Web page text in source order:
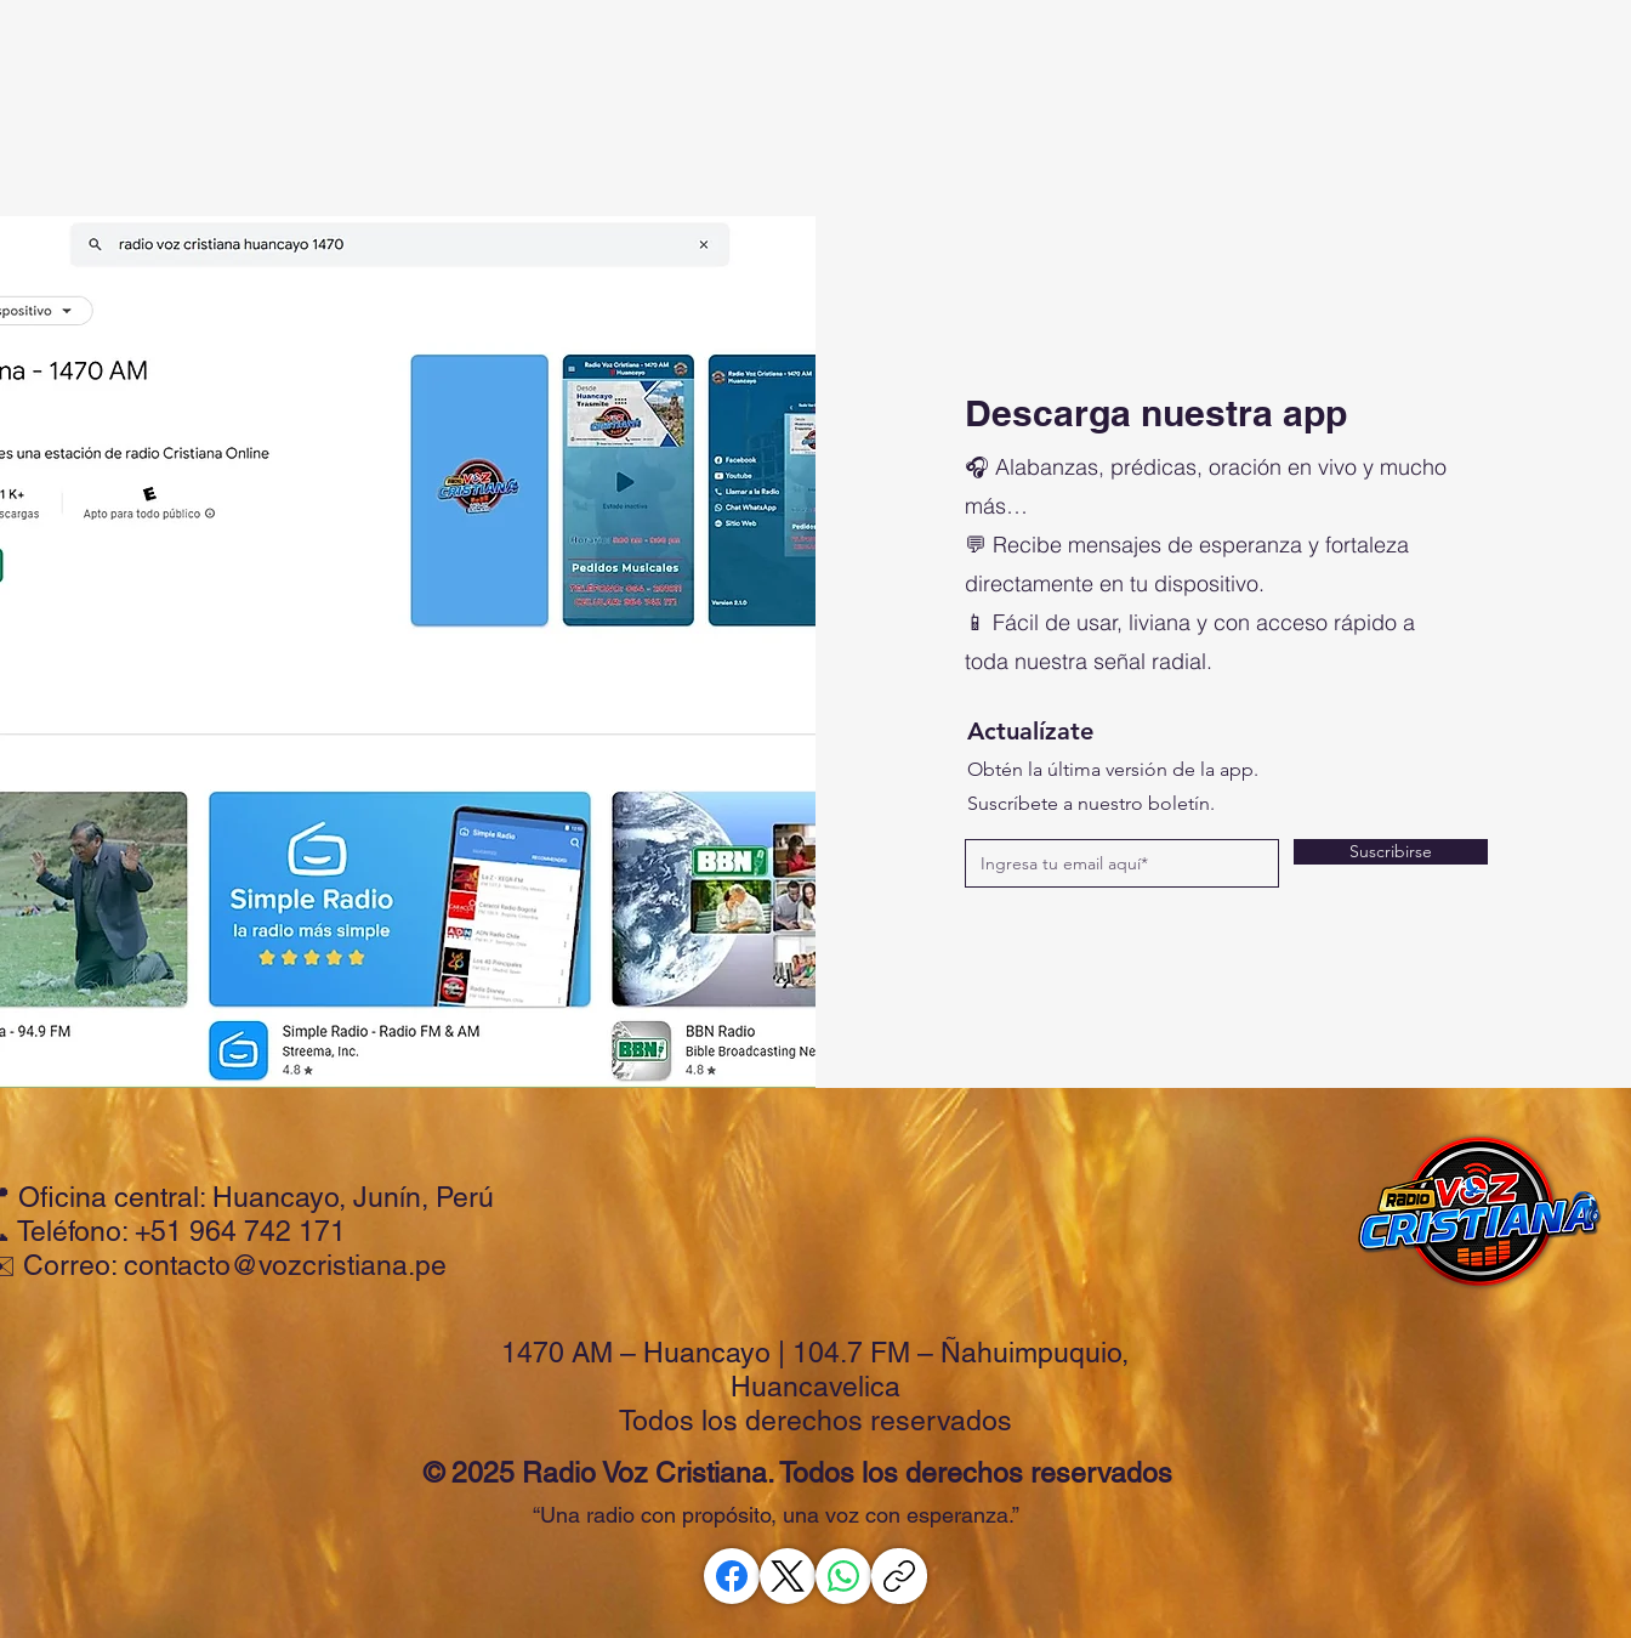
Descarga nuestra app
🎧 Alabanzas, prédicas, oración en vivo y mucho
más…
💬 Recibe mensajes de esperanza y fortaleza
directamente en tu dispositivo.
📱 Fácil de usar, liviana y con acceso rápido a
toda nuestra señal radial.
Actualízate
Obtén la última versión de la app.
Suscríbete a nuestro boletín.
Suscribirse
Oficina central: Huancayo, Junín, Perú
Teléfono: +51 964 742 171
Correo: contacto@vozcristiana.pe
1470 AM – Huancayo | 104.7 FM – Ñahuimpuquio,
Huancavelica
Todos los derechos reservados
© 2025 Radio Voz Cristiana. Todos los derechos reservados
“Una radio con propósito, una voz con esperanza.”